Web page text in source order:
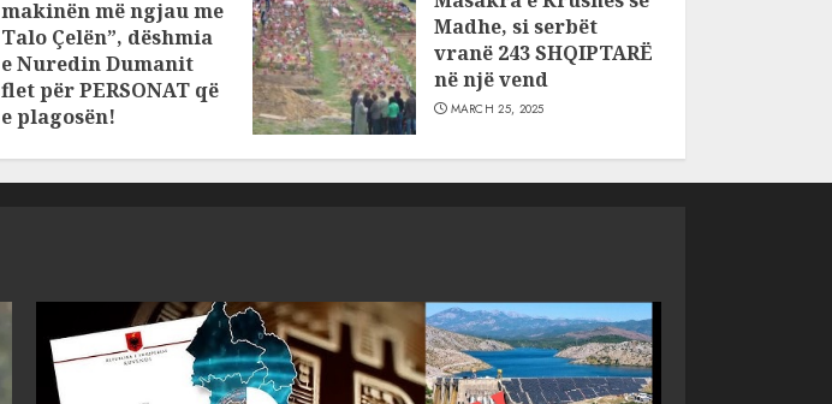
makinën më ngjau me
Talo Çelën”, dëshmia
e Nuredin Dumanit
flet për PERSONAT që
e plagosën!
Madhe, si serbët
vranë 243 SHQIPTARË
në një vend
MARCH 25, 2025